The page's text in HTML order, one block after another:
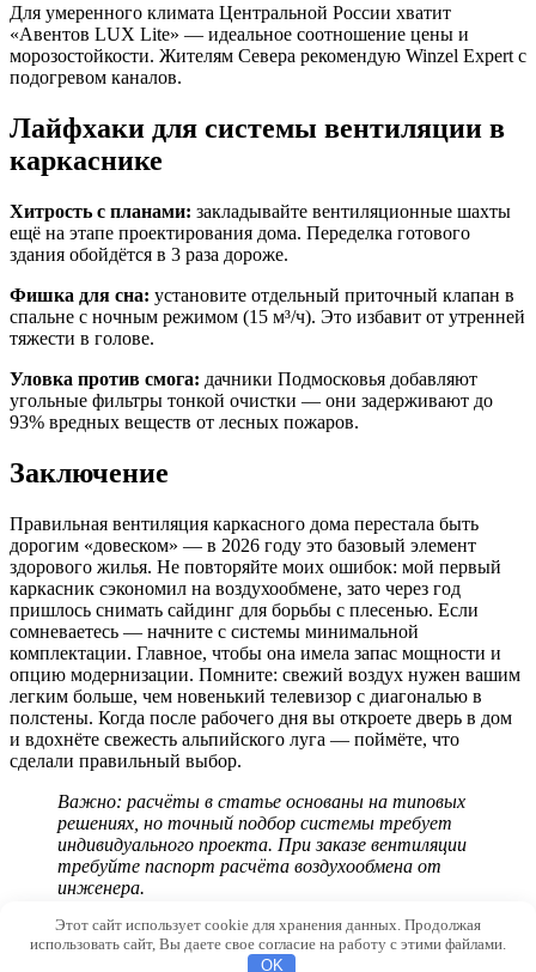
Для умеренного климата Центральной России хватит
«Авентов LUX Lite» — идеальное соотношение цены и
морозостойкости. Жителям Севера рекомендую Winzel Expert с
подогревом каналов.
Лайфхаки для системы вентиляции в
каркаснике
Хитрость с планами: закладывайте вентиляционные шахты
ещё на этапе проектирования дома. Переделка готового
здания обойдётся в 3 раза дороже.
Фишка для сна: установите отдельный приточный клапан в
спальне с ночным режимом (15 м³/ч). Это избавит от утренней
тяжести в голове.
Уловка против смога: дачники Подмосковья добавляют
угольные фильтры тонкой очистки — они задерживают до
93% вредных веществ от лесных пожаров.
Заключение
Правильная вентиляция каркасного дома перестала быть
дорогим «довеском» — в 2026 году это базовый элемент
здорового жилья. Не повторяйте моих ошибок: мой первый
каркасник сэкономил на воздухообмене, зато через год
пришлось снимать сайдинг для борьбы с плесенью. Если
сомневаетесь — начните с системы минимальной
комплектации. Главное, чтобы она имела запас мощности и
опцию модернизации. Помните: свежий воздух нужен вашим
легким больше, чем новенький телевизор с диагональю в
полстены. Когда после рабочего дня вы откроете дверь в дом
и вдохнёте свежесть альпийского луга — поймёте, что
сделали правильный выбор.
Важно: расчёты в статье основаны на типовых
решениях, но точный подбор системы требует
индивидуального проекта. При заказе вентиляции
требуйте паспорт расчёта воздухообмена от
инженера.
© 2026 Inhomes.ru
Этот сайт использует cookie для хранения данных. Продолжая
использовать сайт, Вы даете свое согласие на работу с этими файлами.
OK